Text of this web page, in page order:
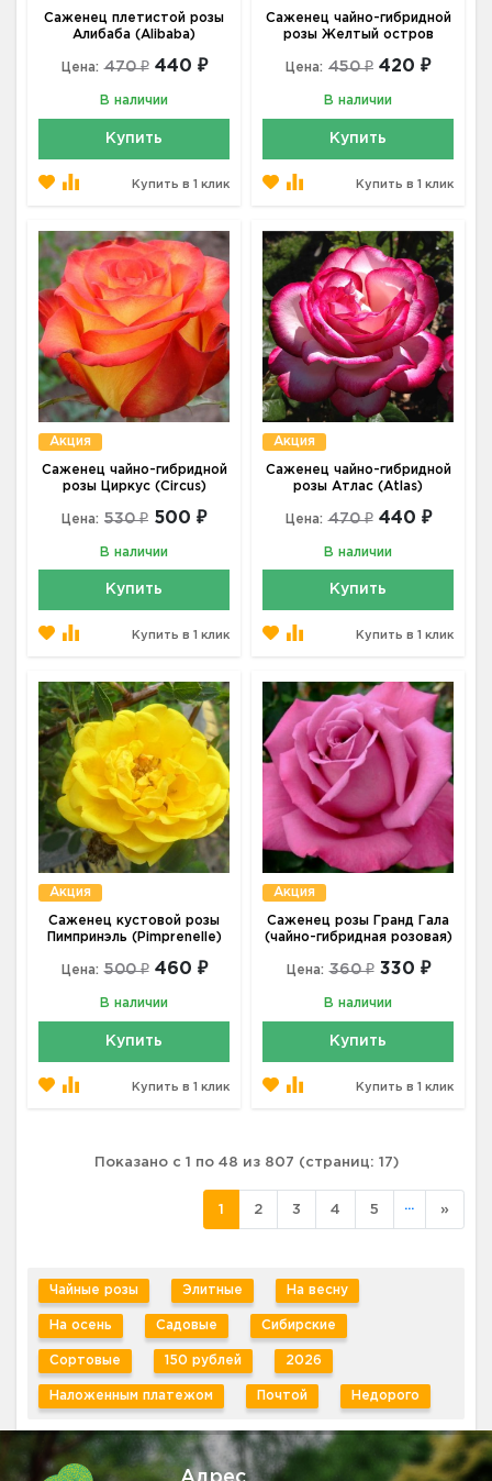
Саженец плетистой розы
Алибаба (Alibaba)
Цена: 470 ₽ 440 ₽
В наличии
Купить
Купить в 1 клик
Саженец чайно-гибридной
розы Желтый остров
Цена: 450 ₽ 420 ₽
В наличии
Купить
Купить в 1 клик
Акция
Саженец чайно-гибридной
розы Циркус (Circus)
Цена: 530 ₽ 500 ₽
В наличии
Купить
Купить в 1 клик
Акция
Саженец чайно-гибридной
розы Атлас (Atlas)
Цена: 470 ₽ 440 ₽
В наличии
Купить
Купить в 1 клик
Акция
Саженец кустовой розы
Пимпринэль (Pimprenelle)
Цена: 500 ₽ 460 ₽
В наличии
Купить
Купить в 1 клик
Акция
Саженец розы Гранд Гала
(чайно-гибридная розовая)
Цена: 360 ₽ 330 ₽
В наличии
Купить
Купить в 1 клик
Показано с 1 по 48 из 807 (страниц: 17)
1 2 3 4 5 ... »
Чайные розы Элитные На весну
На осень Садовые Сибирские
Сортовые 150 рублей 2026
Наложенным платежом Почтой Недорого
Адрес